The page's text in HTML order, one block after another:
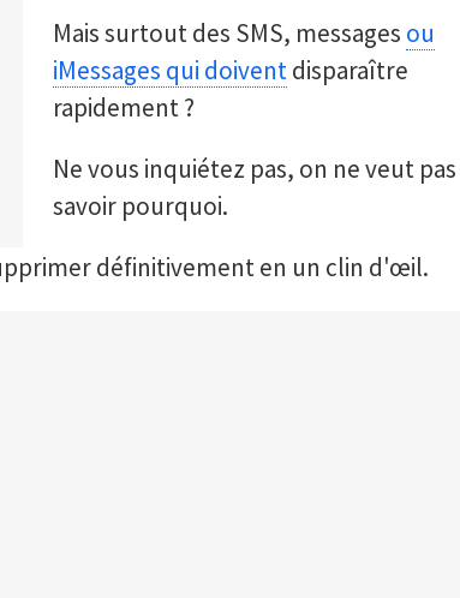
Mais surtout des SMS, messages ou
iMessages qui doiventdisparaître
rapidement ?
Ne vous inquiétez pas, on ne veut pas
savoir pourquoi.
définitivement en un clin d'œil.